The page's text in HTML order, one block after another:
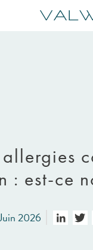
: est-ce
2026